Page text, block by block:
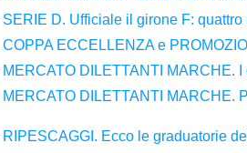
SERIE D. Ufficiale il girone F:
COPPA ECCELLENZA e
MERCATO DILETTANTI MARCHE.
MERCATO DILETTANTI MARCHE.
RIPESCAGGI. Ecco le graduatorie